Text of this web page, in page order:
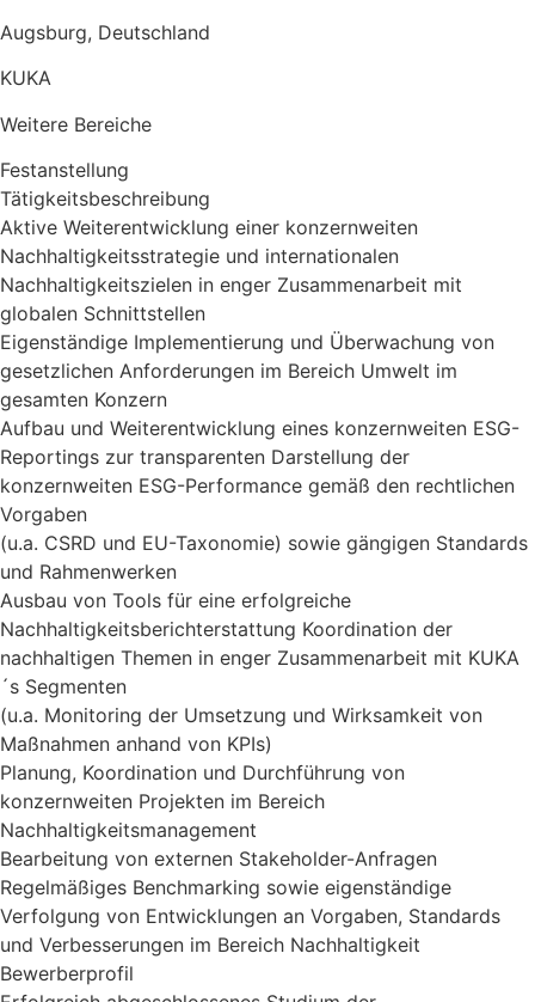
Augsburg, Deutschland
KUKA
Weitere Bereiche
Festanstellung
Tätigkeitsbeschreibung
Aktive Weiterentwicklung einer konzernweiten
Nachhaltigkeitsstrategie und internationalen
Nachhaltigkeitszielen in enger Zusammenarbeit mit
globalen Schnittstellen
Eigenständige Implementierung und Überwachung von
gesetzlichen Anforderungen im Bereich Umwelt im
gesamten Konzern
Aufbau und Weiterentwicklung eines konzernweiten ESG-
Reportings zur transparenten Darstellung der
konzernweiten ESG-Performance gemäß den rechtlichen
Vorgaben
(u.a. CSRD und EU-Taxonomie) sowie gängigen Standards
und Rahmenwerken
Ausbau von Tools für eine erfolgreiche
Nachhaltigkeitsberichterstattung Koordination der
nachhaltigen Themen in enger Zusammenarbeit mit KUKA
´s Segmenten
(u.a. Monitoring der Umsetzung und Wirksamkeit von
Maßnahmen anhand von KPIs)
Planung, Koordination und Durchführung von
konzernweiten Projekten im Bereich
Nachhaltigkeitsmanagement
Bearbeitung von externen Stakeholder-Anfragen
Regelmäßiges Benchmarking sowie eigenständige
Verfolgung von Entwicklungen an Vorgaben, Standards
und Verbesserungen im Bereich Nachhaltigkeit
Bewerberprofil